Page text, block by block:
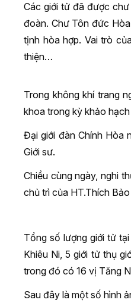
Các giới tử đã được
đoàn. Chư Tôn đức
tịnh hòa hợp. Vai trò
thiện…
Trong không khí trang
khoa trong kỳ khảo
Đại giới đàn Chính Hòa
Giới sư.
Chiều cùng ngày, nghi
chủ trì của HT.Thích
Tổng số lượng giới tử
Khiêu Ni, 5 giới tử thụ
trong đó có 16 vị Tăng
Sau đây là một số hình